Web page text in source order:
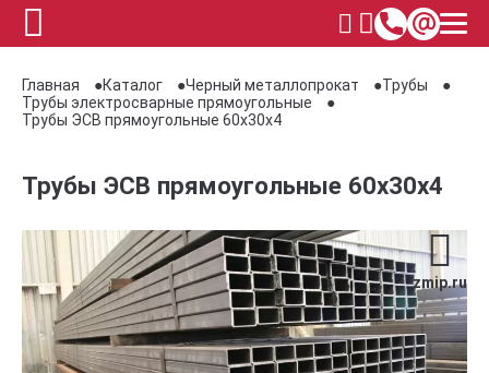
Главная Каталог Черный металлопрокат
Трубы
Трубы электросварные прямоугольные
Трубы ЭСВ прямоугольные 60х30х4
Трубы ЭСВ прямоугольные 60х30х4
zmip.ru